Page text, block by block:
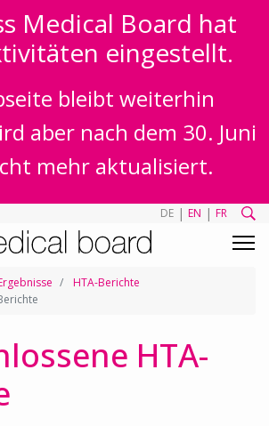
Medical Board hat
eingestellt.
bleibt weiterhin
aber nach dem 30. Juni
mehr aktualisiert.
DE | EN | FR
HTA-Berichte
HTA-